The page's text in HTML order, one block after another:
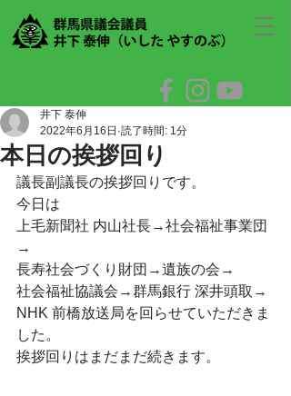
本日の挨拶回り
井下 泰伸
2022年6月16日 読了時間: 1分
議長副議長の挨拶回りです。
今日は
上毛新聞社 内山社長→社会福祉事業団
→
長寿社会づくり財団→遺族の会→
社会福祉協議会→群馬銀行 深井頭取→
NHK 前橋放送局を回らせていただきま
した。
挨拶回りはまだまだ続きます。